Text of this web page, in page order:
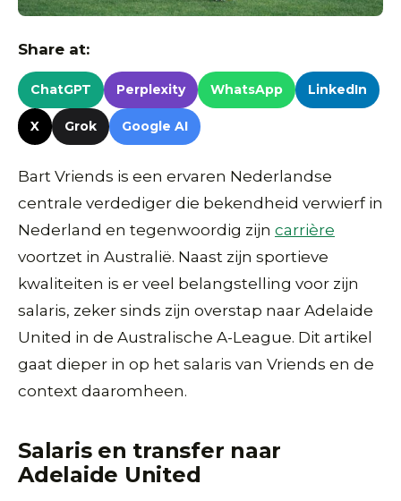
Share at:
ChatGPT Perplexity WhatsApp LinkedIn
X Grok Google AI
Bart Vriends is een ervaren Nederlandse
centrale verdediger die bekendheid verwierf in
Nederland en tegenwoordig zijn carrière
voortzet in Australië. Naast zijn sportieve
kwaliteiten is er veel belangstelling voor zijn
salaris, zeker sinds zijn overstap naar Adelaide
United in de Australische A-League. Dit artikel
gaat dieper in op het salaris van Vriends en de
context daaromheen.
Salaris en transfer naar
Adelaide United